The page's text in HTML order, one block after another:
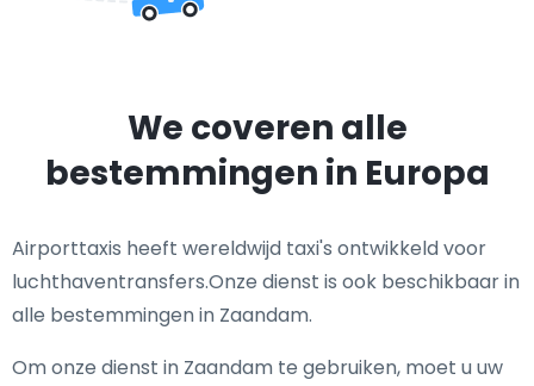
We coveren alle
bestemmingen in Europa
Airporttaxis heeft wereldwijd taxi's ontwikkeld voor
luchthaventransfers.Onze dienst is ook beschikbaar in
alle bestemmingen in Zaandam.
Om onze dienst in Zaandam te gebruiken, moet u uw